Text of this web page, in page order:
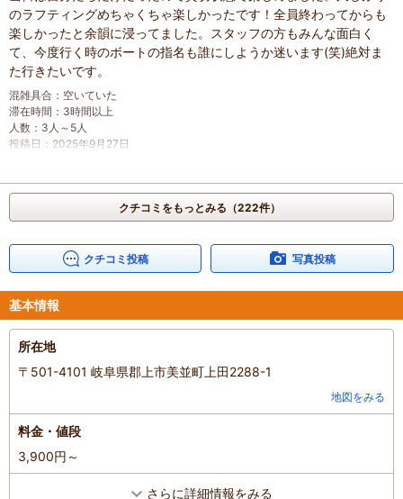
最初は強張ってた息子さんも途中から最高の笑顔に変わられてまし
た。同じボートで皆で楽しく遊べるアクティビティは最高の思い出
です。
近くだったら毎週通いたーい。
デッキーズさんのラフティング最高。
混雑具合 ： やや空いていた
滞在時間：2～3時間
家族の内訳：配偶者、
投稿日：2025年10月14日
のラフティングめちゃくちゃ楽しかったです！全員終わってからも
楽しかったと余韻に浸ってました。スタッフの方もみんな面白く
て、今度行く時のボートの指名も誰にしようか迷います(笑)絶対ま
た行きたいです。
混雑具合 ： 空いていた
滞在時間 ： 3時間以上
人数 ： 3人～5人
投稿日 ： 2025年9月27日
クチコミをもっとみる（222件）
クチコミ投稿 写真投稿
基本情報
所在地
〒501-4101 岐阜県郡上市美並町上田2288-1
地図をみる
料金・値段
3,900円～
さらに詳細情報をみる